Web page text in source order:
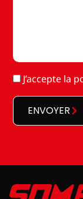
RGPD
J’accepte la
ENVOYER